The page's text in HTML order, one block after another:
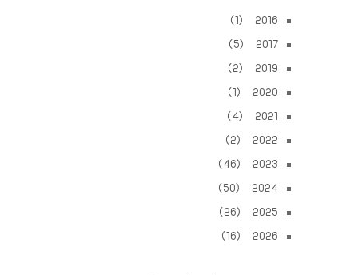
2016 (1)
2017 (5)
2019 (2)
2020 (1)
2021 (4)
2022 (2)
2023 (46)
2024 (50)
2025 (26)
2026 (16)